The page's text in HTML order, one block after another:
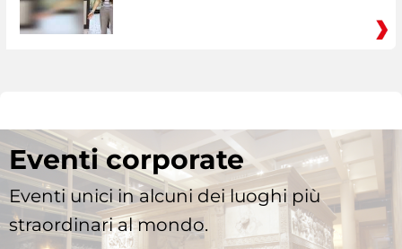
Eventi corporate
Eventi unici in alcuni dei luoghi più
straordinari al mondo.